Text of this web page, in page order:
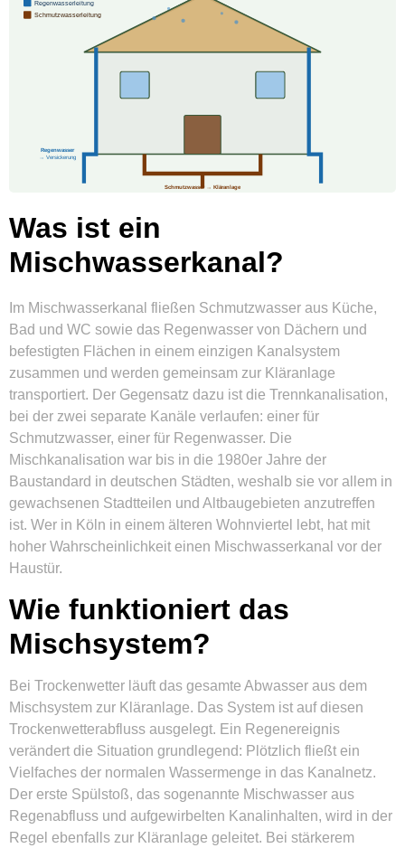
Was ist ein
Mischwasserkanal?
Im Mischwasserkanal fließen Schmutzwasser aus Küche,
Bad und WC sowie das Regenwasser von Dächern und
befestigten Flächen in einem einzigen Kanalsystem
zusammen und werden gemeinsam zur Kläranlage
transportiert. Der Gegensatz dazu ist die Trennkanalisation,
bei der zwei separate Kanäle verlaufen: einer für
Schmutzwasser, einer für Regenwasser. Die
Mischkanalisation war bis in die 1980er Jahre der
Baustandard in deutschen Städten, weshalb sie vor allem in
gewachsenen Stadtteilen und Altbaugebieten anzutreffen
ist. Wer in Köln in einem älteren Wohnviertel lebt, hat mit
hoher Wahrscheinlichkeit einen Mischwasserkanal vor der
Haustür.
Wie funktioniert das
Mischsystem?
Bei Trockenwetter läuft das gesamte Abwasser aus dem
Mischsystem zur Kläranlage. Das System ist auf diesen
Trockenwetterabfluss ausgelegt. Ein Regenereignis
verändert die Situation grundlegend: Plötzlich fließt ein
Vielfaches der normalen Wassermenge in das Kanalnetz.
Der erste Spülstoß, das sogenannte Mischwasser aus
Regenabfluss und aufgewirbelten Kanalinhalten, wird in der
Regel ebenfalls zur Kläranlage geleitet. Bei stärkerem